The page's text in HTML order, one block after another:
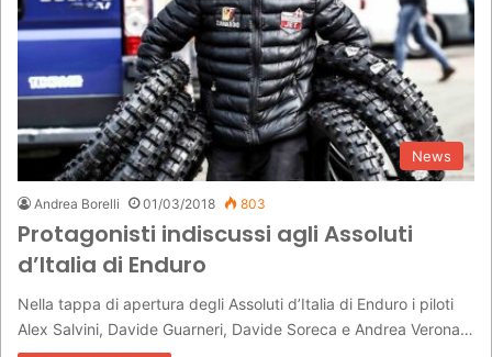
News
Andrea Borelli 01/03/2018 803
Protagonisti indiscussi agli Assoluti
d’Italia di Enduro
Nella tappa di apertura degli Assoluti d’Italia di Enduro i piloti
Alex Salvini, Davide Guarneri, Davide Soreca e Andrea Verona…